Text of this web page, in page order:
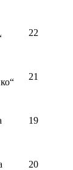
22
21
19
20